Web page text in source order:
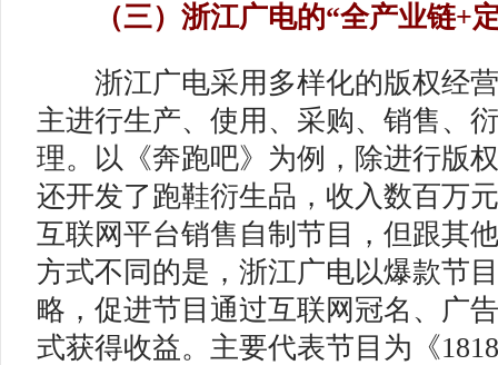
（三）浙江广电的“全产业链+
浙江广电采用多样化的版权经营
主进行生产、使用、采购、销售、
理。以《奔跑吧》为例，除进行版
还开发了跑鞋衍生品，收入数百万
互联网平台销售自制节目，但跟其
方式不同的是，浙江广电以爆款节
略，促进节目通过互联网冠名、广
式获得收益。主要代表节目为《